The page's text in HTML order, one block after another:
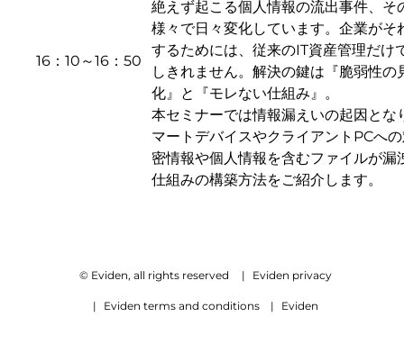
16：10～16：50
絶えず起こる個人情報の流出事件、そ
様々で日々変化しています。企業がそ
するためには、従来のIT資産管理だけ
しきれません。解決の鍵は『脆弱性の
化』と『モレない仕組み』。
本セミナーでは情報漏えいの起因とな
マートデバイスやクライアントPCへ
密情報や個人情報を含むファイルが漏
仕組みの構築方法をご紹介します。
© Eviden, all rights reserved | Eviden privacy
| Eviden terms and conditions | Eviden